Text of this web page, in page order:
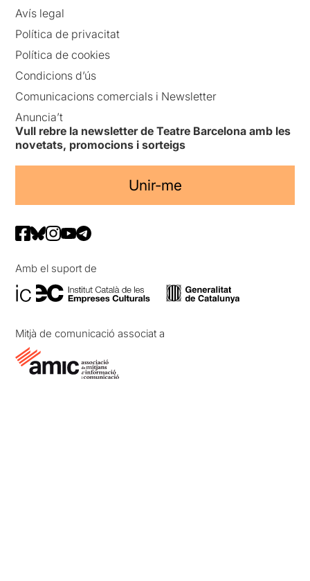
Avís legal
Política de privacitat
Política de cookies
Condicions d’ús
Comunicacions comercials i Newsletter
Anuncia’t
Vull rebre la newsletter de Teatre Barcelona amb les
novetats, promocions i sorteigs
Unir-me
Amb el suport de
Mitjà de comunicació associat a